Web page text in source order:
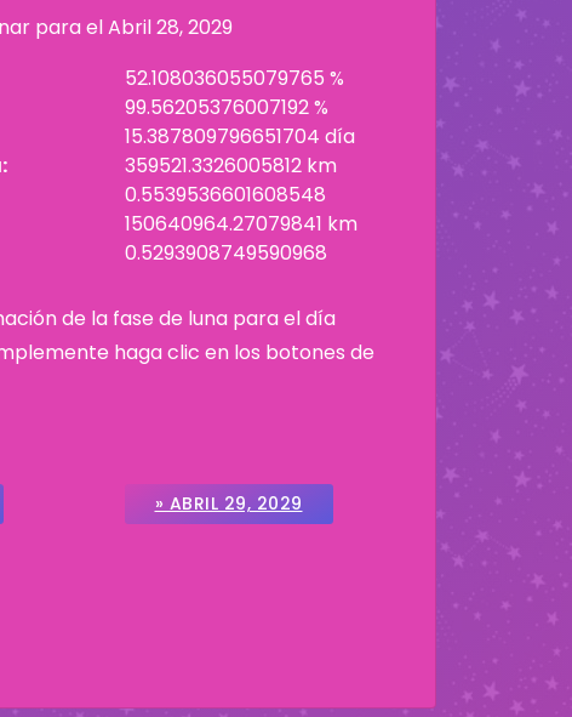
para elAbril 28, 2029
52.108036055079765 %
99.56205376007192 %
15.387809796651704 día
359521.3326005812 km
0.5539536601608548
150640964.27079841 km
0.5293908749590968
de la fase de luna para el día
haga clic en los botones de
» ABRIL 29, 2029